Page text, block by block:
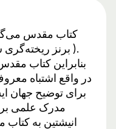
بنابراین کتاب
در واقع اشتباه
برای توضیح جهان
مدرک علمی
انیشتین به کتاب